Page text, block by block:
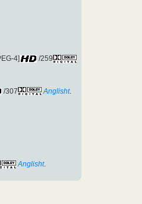
4]
/259
/307 Anglisht.
Anglisht.